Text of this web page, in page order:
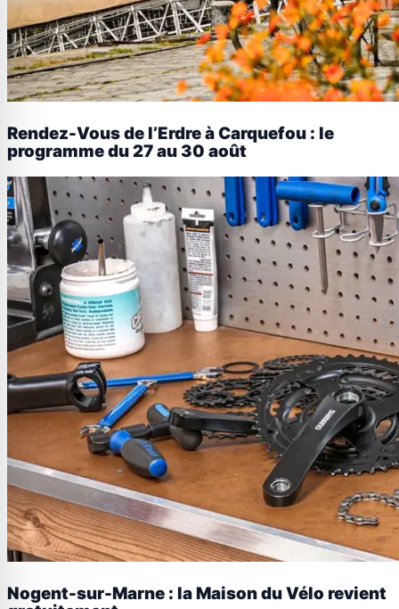
Rendez-Vous de l’Erdre à Carquefou : le
programme du 27 au 30 août
Nogent-sur-Marne : la Maison du Vélo revient